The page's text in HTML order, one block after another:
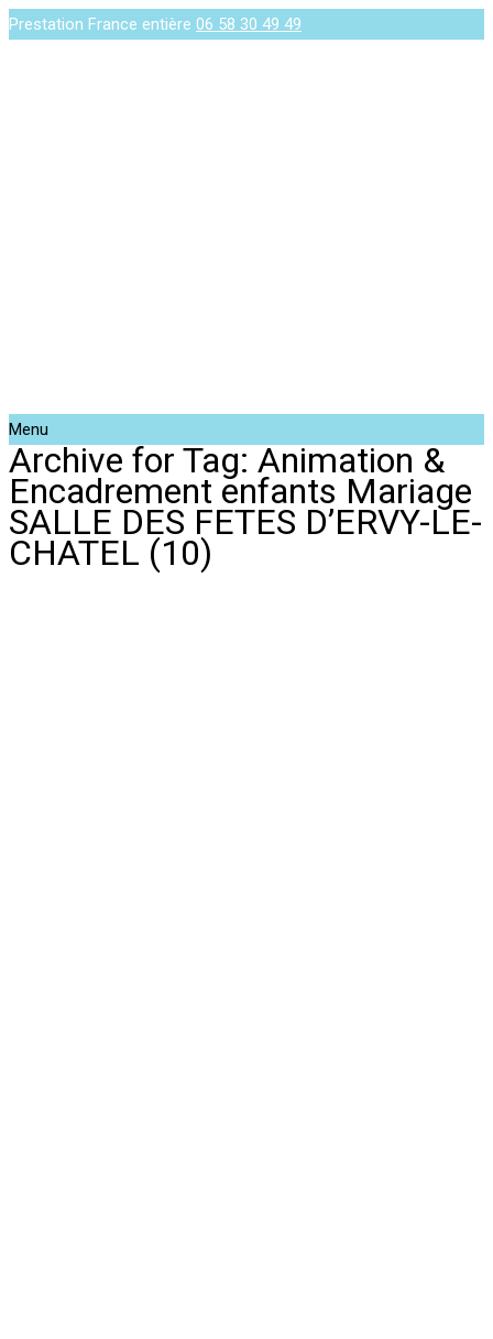
Prestation France entière 06 58 30 49 49
Menu
Archive for Tag: Animation &
Encadrement enfants Mariage
SALLE DES FETES D’ERVY-LE-
CHATEL (10)